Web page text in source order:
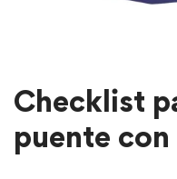
Checklist
puente